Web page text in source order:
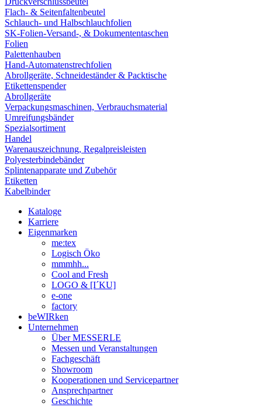
Flach- & Seitenfaltenbeutel
Schlauch- und Halbschlauchfolien
SK-Folien-Versand-, & Dokumententaschen
Folien
Palettenhauben
Hand-Automatenstrechfolien
Abrollgeräte, Schneideständer & Packtische
Etikettenspender
Abrollgeräte
Verpackungsmaschinen, Verbrauchsmaterial
Umreifungsbänder
Spezialsortiment
Handel
Warenauszeichnung, Regalpreisleisten
Polyesterbindebänder
Splintenapparate und Zubehör
Etiketten
Kabelbinder
Kataloge
Karriere
Eigenmarken
me:tex
Logisch Öko
mmmhh...
Cool and Fresh
LOGO & [I´KU]
e-one
factory
beWIRken
Unternehmen
Über MESSERLE
Messen und Veranstaltungen
Fachgeschäft
Showroom
Kooperationen und Servicepartner
Ansprechpartner
Geschichte